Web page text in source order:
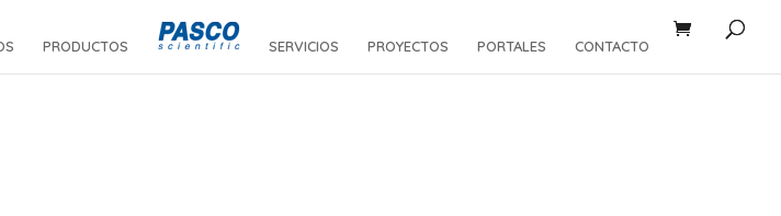
PRODUCTOS SERVICIOS PROYECTOS PORTALES CONTACTO